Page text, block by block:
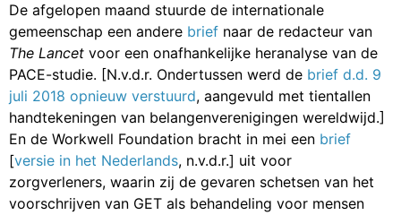
De afgelopen maand stuurde de internationale
gemeenschap een andere brief naar de redacteur van
The Lancet voor een onafhankelijke heranalyse van de
PACE-studie. [N.v.d.r. Ondertussen werd de brief d.d. 9
juli 2018 opnieuw verstuurd, aangevuld met tientallen
handtekeningen van belangenverenigingen wereldwijd.]
En de Workwell Foundation bracht in mei een brief
[versie in het Nederlands, n.v.d.r.] uit voor
zorgverleners, waarin zij de gevaren schetsen van het
voorschrijven van GET als behandeling voor mensen